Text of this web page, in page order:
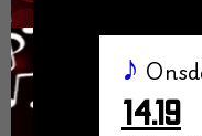
♪
14.19